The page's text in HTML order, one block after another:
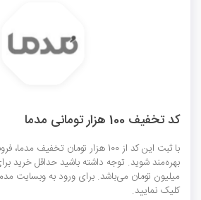
کد تخفیف 100 هزار تومانی مدما
با ثبت این کد از 100 هزار تومان تخفیف
میلیون تومان می‌باشد. برای ورود به وبسایت
کلیک نمایید.